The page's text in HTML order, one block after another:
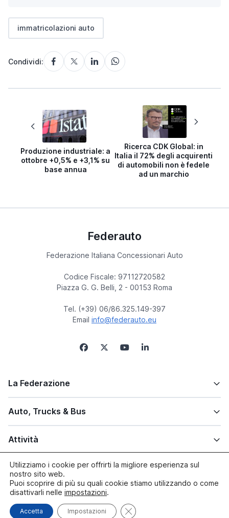
immatricolazioni auto
Condividi:
Produzione industriale: a
ottobre +0,5% e +3,1% su
base annua
Ricerca CDK Global: in
Italia il 72% degli acquirenti
di automobili non è fedele
ad un marchio
Federauto
Federazione Italiana Concessionari Auto
Codice Fiscale: 97112720582
Piazza G. G. Belli, 2 - 00153 Roma
Tel. (+39) 06/86.325.149-397
Email info@federauto.eu
La Federazione
Auto, Trucks & Bus
Attività
Altre info
© copyright 2005/2026 Federauto | Site by
Utilizziamo i cookie per offrirti la migliore esperienza sul
nostro sito web.
Puoi scoprire di più su quali cookie stiamo utilizzando o come
disattivarli nelle impostazioni.
Accetta Impostazioni Close GDPR Cookie Banner